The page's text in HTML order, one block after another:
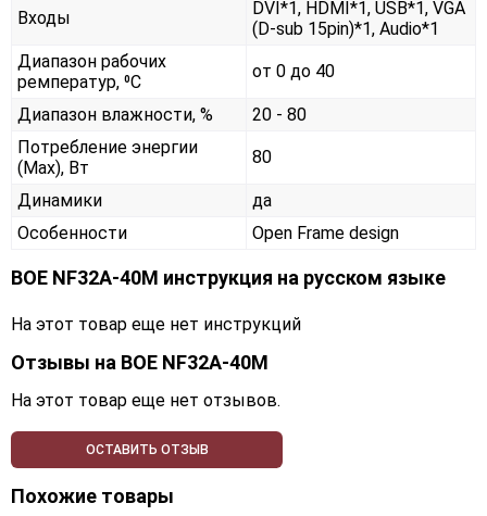
Входы
DVI*1, HDMI*1, USB*1, VGA
(D-sub 15pin)*1, Audio*1
Диапазон рабочих
ремператур, ⁰С
от 0 до 40
Диапазон влажности, %
20 - 80
Потребление энергии
(Max), Вт
80
Динамики
да
Особенности
Open Frame design
BOE NF32A-40M инструкция на русском языке
На этот товар еще нет инструкций
Отзывы на BOE NF32A-40M
На этот товар еще нет отзывов.
ОСТАВИТЬ ОТЗЫВ
Похожие товары